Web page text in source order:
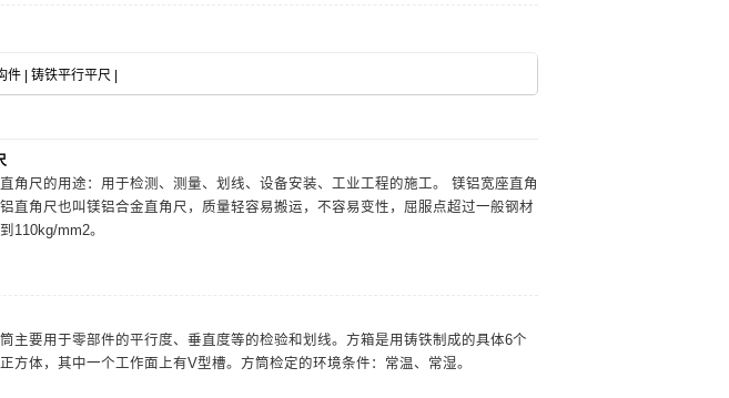
件 铸铁平行平尺
角尺的用途：用于检测、测量、划线、设备安装、工业工程的施工。 镁铝宽座直角
直角尺也叫镁铝合金直角尺，质量轻容易搬运，不容易变性，屈服点超过一般钢材
110kg/mm2。
主要用于零部件的平行度、垂直度等的检验和划线。方箱是用铸铁制成的具体6个
方体，其中一个工作面上有V型槽。方筒检定的环境条件：常温、常湿。